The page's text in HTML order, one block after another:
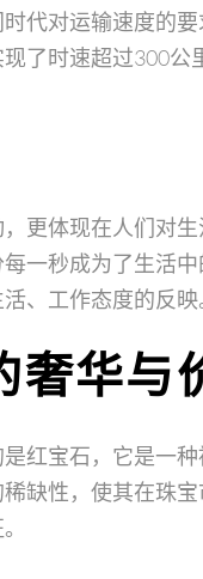
代对运输速度的
了时速超过300
更体现在人们对
一秒成为了生活
、工作态度的反映
奢华与
红宝石，它是一
缺性，使其在珠